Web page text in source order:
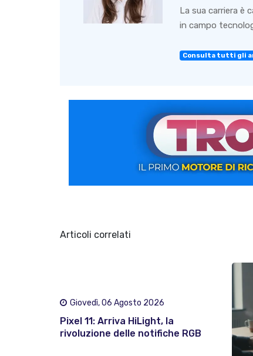
La sua carriera è
in campo
Consulta tutti gli
Articoli correlati
Giovedì, 06 Agosto 2026
Pixel 11: Arriva HiLight, la
rivoluzione delle notifiche RGB